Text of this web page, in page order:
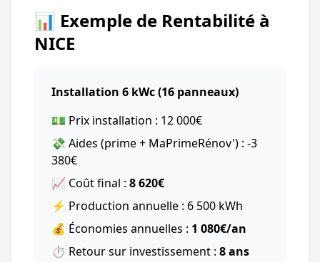
📊 Exemple de Rentabilité à
NICE
Installation 6 kWc (16 panneaux)
💵 Prix installation : 12 000€
💸 Aides (prime + MaPrimeRénov') : -3
380€
📈 Coût final : 8 620€
⚡ Production annuelle : 6 500 kWh
💰 Économies annuelles : 1 080€/an
⏱️ Retour sur investissement : 8 ans